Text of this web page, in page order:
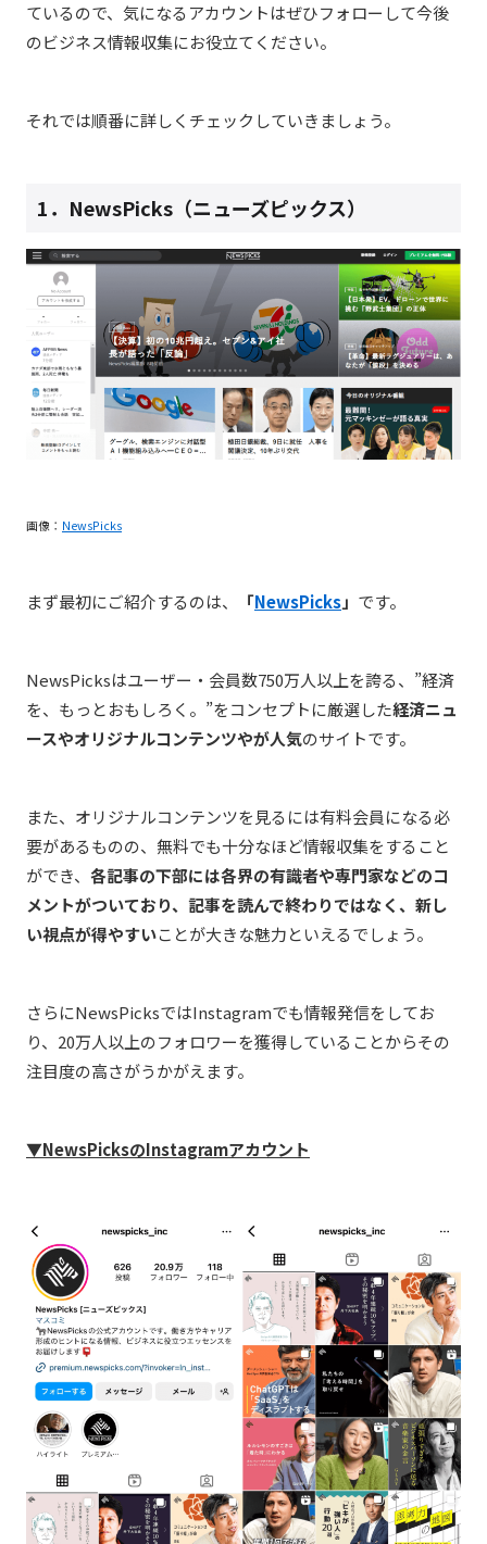
ているので、気になるアカウントはぜひフォローして今後
のビジネス情報収集にお役立てください。
それでは順番に詳しくチェックしていきましょう。
1．NewsPicks（ニューズピックス）
画像： NewsPicks
まず最初にご紹介するのは、 「NewsPicks」 です。
NewsPicksはユーザー・会員数750万人以上を誇る、 ”経済
を、もっとおもしろく。”をコンセプトに厳選した経済ニュ
ースやオリジナルコンテンツやが人気のサイトです。
また、オリジナルコンテンツを見るには有料会員になる必
要があるものの、無料でも十分なほど情報収集をすること
ができ、 各記事の下部には各界の有識者や専門家などのコ
メントがついており、記事を読んで終わりではなく、新し
い視点が得やすいことが大きな魅力といえるでしょう。
さらにNewsPicksではInstagramでも情報発信をしてお
り、20万人以上のフォロワーを獲得していることからその
注目度の高さがうかがえます。
▼NewsPicksのInstagramアカウント